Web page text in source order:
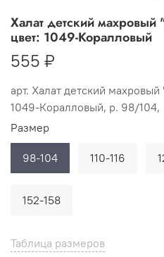
арт. Халат детский
1049-Коралловый, р. 98/104,
Халат детский
цвет: 1049-Коралловый
555 ₽
Таблица размеров
Размер
98-104 110-116
152-158